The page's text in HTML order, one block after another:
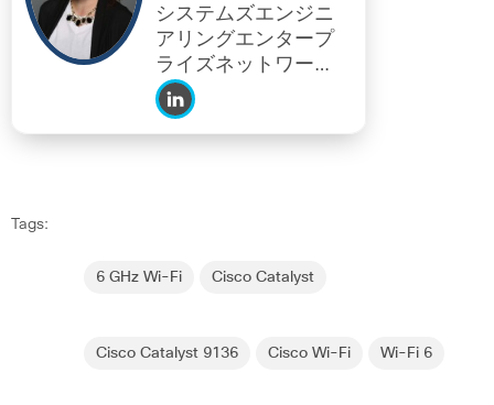
システムズエンジニ
アリングエンタープ
ライズネットワーキ
ング
Tags:
6 GHz Wi-Fi Cisco Catalyst
Cisco Catalyst 9136 Cisco Wi-Fi Wi-Fi 6